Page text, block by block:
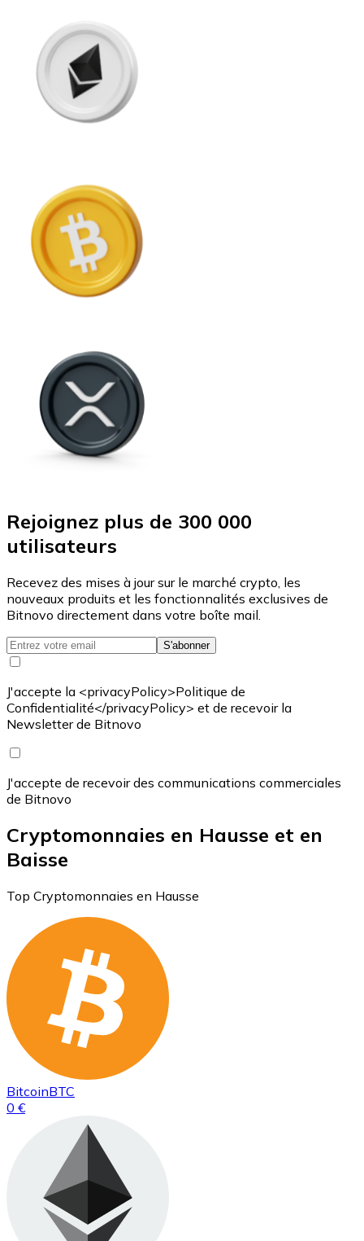
Rejoignez plus de 300 000
utilisateurs
Recevez des mises à jour sur le marché crypto, les
nouveaux produits et les fonctionnalités exclusives de
Bitnovo directement dans votre boîte mail.
S'abonner
J'accepte la <privacyPolicy>Politique de
Confidentialité</privacyPolicy> et de recevoir la
Newsletter de Bitnovo
J'accepte de recevoir des communications commerciales
de Bitnovo
Cryptomonnaies en Hausse et en
Baisse
Top Cryptomonnaies en Hausse
BitcoinBTC
0 €